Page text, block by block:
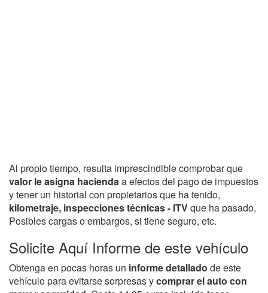
Al propio tiempo, resulta imprescindible comprobar que
valor le asigna haciendaa efectos del pago de impuestos
y tener un historial con propietarios que ha tenido,
kilometraje, inspecciones técnicas - ITVque ha pasado,
Posibles cargas o embargos, si tiene seguro, etc.
Solicite Aquí Informe de este vehículo
Obtenga en pocas horas un informe detallado de este
vehículo para evitarse sorpresas ycomprar el auto con